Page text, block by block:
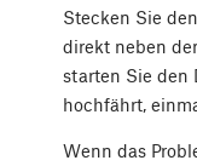
Stecken Sie
direkt neben
starten Sie den
hochfährt,
Wenn das